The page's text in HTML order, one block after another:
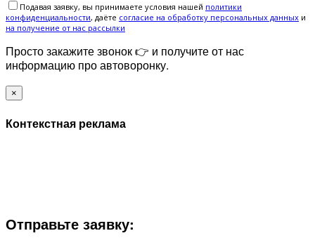
Подавая заявку, вы принимаете условия нашей политики
конфиденциальности, даёте cогласие на обработку персональных данных и
на получение от нас рассылки
Просто закажите звонок 👉 и получите от нас
информацию про автоворонку.
×
Контекстная реклама
Отправьте заявку: